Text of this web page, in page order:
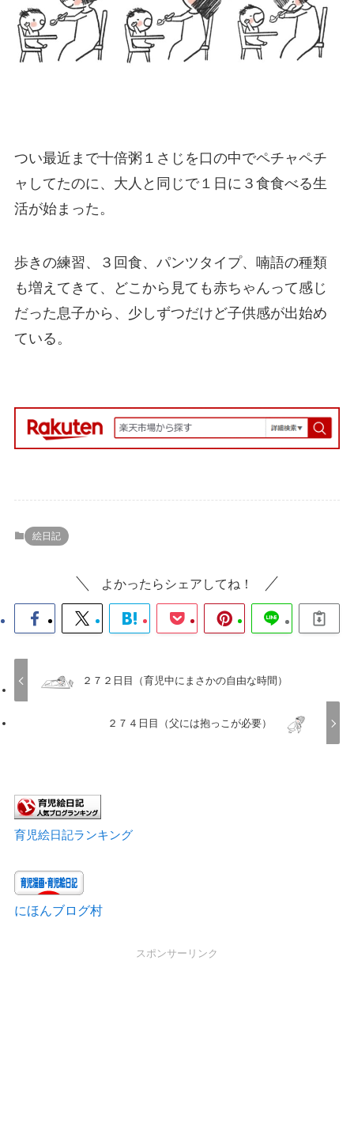
つい最近まで十倍粥１さじを口の中でペチャペチ
ャしてたのに、大人と同じで１日に３食食べる生
活が始まった。
歩きの練習、３回食、パンツタイプ、喃語の種類
も増えてきて、どこから見ても赤ちゃんって感じ
だった息子から、少しずつだけど子供感が出始め
ている。
絵日記
よかったらシェアしてね！
２７２日目（育児中にまさかの自由な時間）
２７４日目（父には抱っこが必要）
育児絵日記ランキング
にほんブログ村
スポンサーリンク